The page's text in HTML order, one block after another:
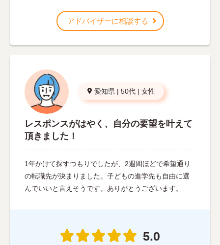
アドバイザーに相談する
愛知県 | 50代 | 女性
レスポンスがはやく、自分の要望を叶えて
頂きました！
1年かけて探すつもりでしたが、2週間ほどで希望通り
の転職先が決まりました。子どもの進学先も自由に選
んでいいと言えそうです。ありがとうございます。
5.0